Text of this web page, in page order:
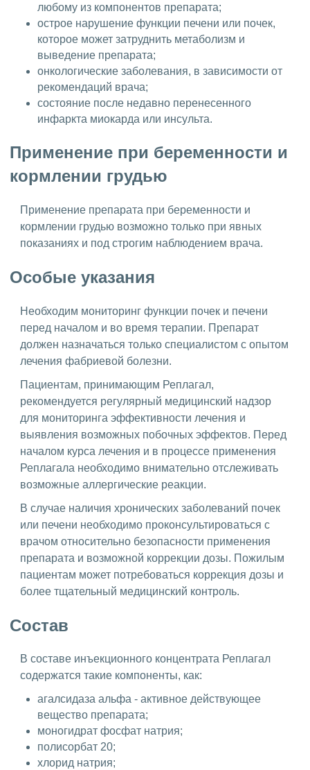
любому из компонентов препарата;
острое нарушение функции печени или почек,
которое может затруднить метаболизм и
выведение препарата;
онкологические заболевания, в зависимости от
рекомендаций врача;
состояние после недавно перенесенного
инфаркта миокарда или инсульта.
Применение при беременности и
кормлении грудью
Применение препарата при беременности и
кормлении грудью возможно только при явных
показаниях и под строгим наблюдением врача.
Особые указания
Необходим мониторинг функции почек и печени
перед началом и во время терапии. Препарат
должен назначаться только специалистом с опытом
лечения фабриевой болезни.
Пациентам, принимающим Реплагал,
рекомендуется регулярный медицинский надзор
для мониторинга эффективности лечения и
выявления возможных побочных эффектов. Перед
началом курса лечения и в процессе применения
Реплагала необходимо внимательно отслеживать
возможные аллергические реакции.
В случае наличия хронических заболеваний почек
или печени необходимо проконсультироваться с
врачом относительно безопасности применения
препарата и возможной коррекции дозы. Пожилым
пациентам может потребоваться коррекция дозы и
более тщательный медицинский контроль.
Состав
В составе инъекционного концентрата Реплагал
содержатся такие компоненты, как:
агалсидаза альфа - активное действующее
вещество препарата;
моногидрат фосфат натрия;
полисорбат 20;
хлорид натрия;